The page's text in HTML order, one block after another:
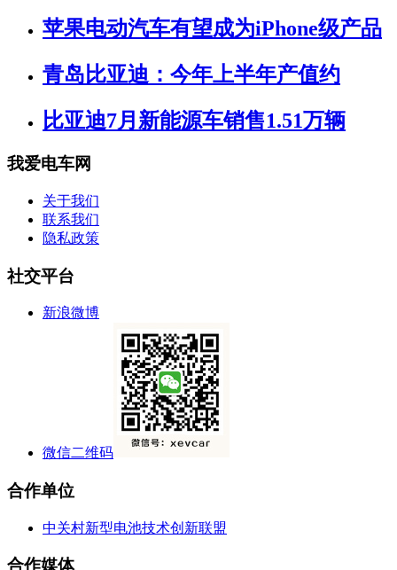
苹果电动汽车有望成为iPhone级产品
青岛比亚迪：今年上半年产值约
比亚迪7月新能源车销售1.51万辆
我爱电车网
关于我们
联系我们
隐私政策
社交平台
新浪微博
微信二维码
合作单位
中关村新型电池技术创新联盟
合作媒体